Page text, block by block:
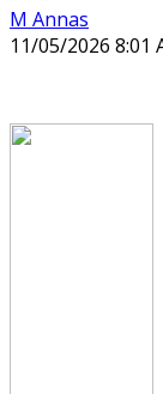
M Annas
11/05/2026 8:01